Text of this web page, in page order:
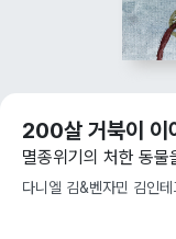
200살 거북이 이
멸종위기의 처한 동물
다니엘 김&벤자민 김인테